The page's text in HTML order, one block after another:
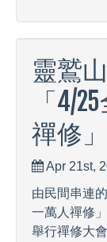
靈鷲
「4/
禪修」
Apr 21st,
由民間串連
一萬人禪修
舉行禪修大